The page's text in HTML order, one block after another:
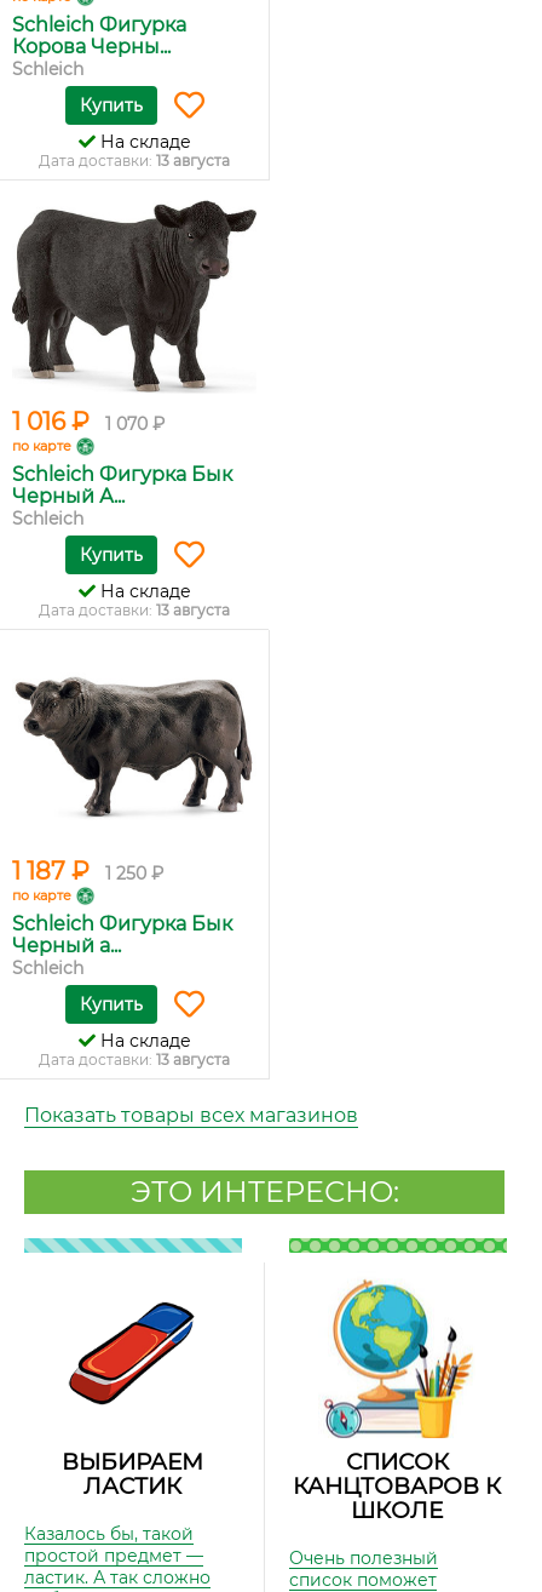
Schleich Фигурка
Корова Черны...
Schleich
Купить
На складе
Дата доставки: 13 августа
1 016 ₽ 1 070 ₽
по карте
Schleich Фигурка Бык
Черный А...
Schleich
Купить
На складе
Дата доставки: 13 августа
1 187 ₽ 1 250 ₽
по карте
Schleich Фигурка Бык
Черный а...
Schleich
Купить
На складе
Дата доставки: 13 августа
Показать товары всех магазинов
ЭТО ИНТЕРЕСНО:
ВЫБИРАЕМ
ЛАСТИК
Казалось бы, такой
простой предмет —
ластик. А так сложно
СПИСОК
КАНЦТОВАРОВ К
ШКОЛЕ
Очень полезный
список поможет